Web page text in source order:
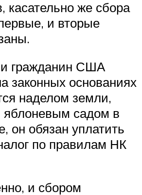
касательно же сбора
и вторые
гражданин США
законных основаниях
наделом земли,
садом в
он обязан уплатить
по правилам НК
и сбором